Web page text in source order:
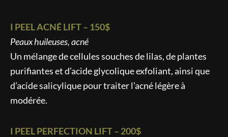
I PEEL ACNÉ LIFT – 150$
Peaux huileuses, acné
Un mélange de cellules souches de lilas, de plantes
purifiantes et d’acide glycolique exfoliant, ainsi que
d’acide salicylique pour traiter l’acné légère à
modérée.
I PEEL PERFECTION LIFT – 200$